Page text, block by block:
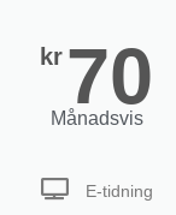
kr 70
Månadsvis
E-tidning